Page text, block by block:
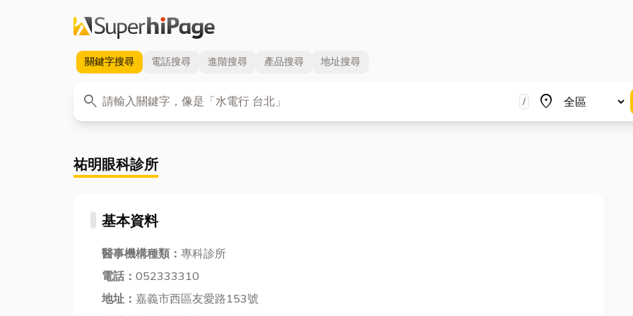
關鍵字搜尋 電話搜尋 進階搜尋 產品搜尋 地址搜尋
search
關鍵字 / place
地區
祐明眼科診所
基本資料
醫事機構種類： 專科診所
電話： 052333310
地址： 嘉義市西區友愛路153號